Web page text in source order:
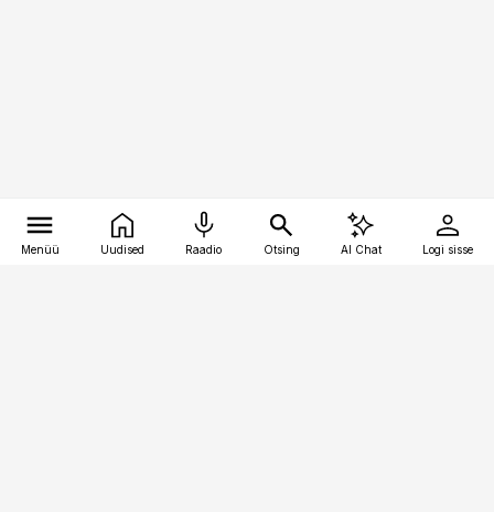
Menüü Uudised Raadio Otsing AI Chat Logi sisse